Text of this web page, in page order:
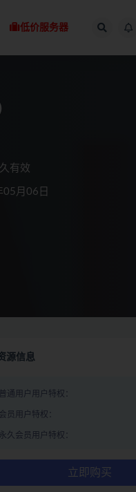
低价服务器
有效
月06日
源信息
普通用户用户特权：
会员用户特权：
永久会员用户特权：
立即购买